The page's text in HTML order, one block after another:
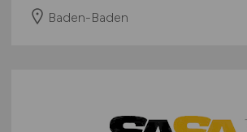
Baden-Baden